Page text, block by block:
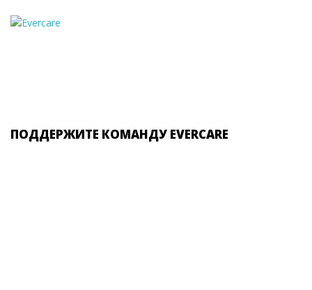
ПОДДЕРЖИТЕ КОМАНДУ EVERCARE